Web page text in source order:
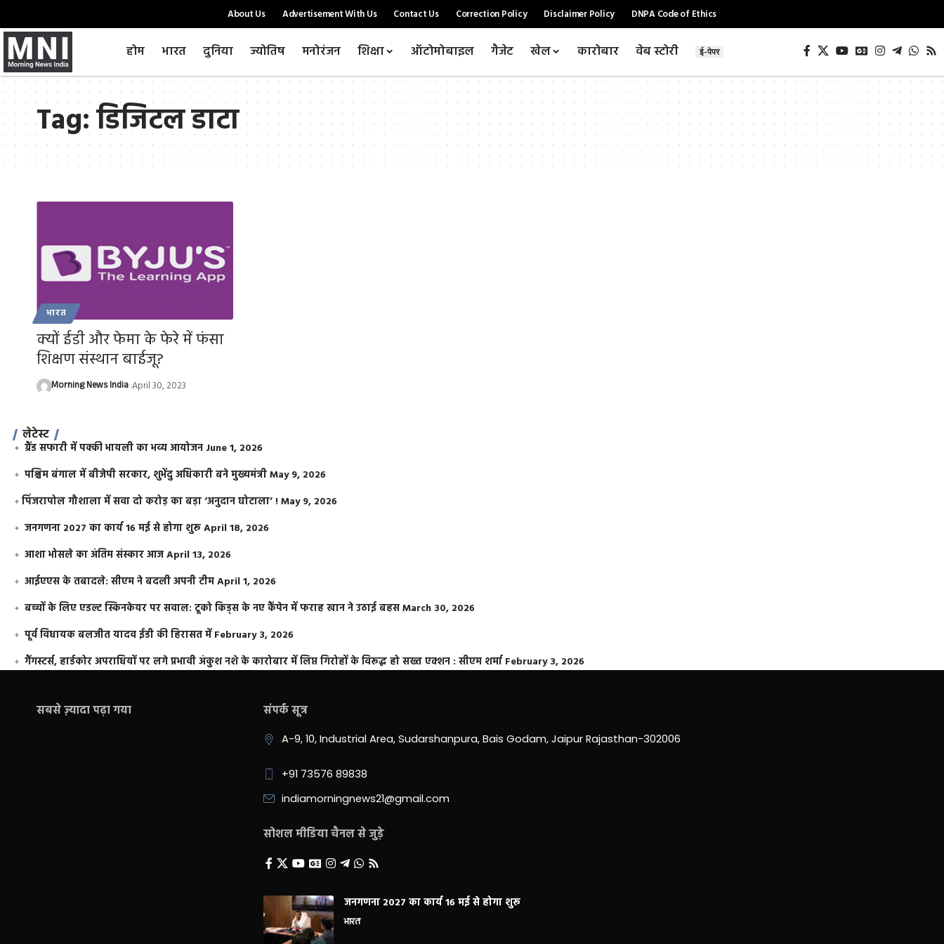
About Us Advertisement With Us Contact Us Correction Policy Disclaimer Policy DNPA Code of Ethics
होम भारत दुनिया ज्योतिष मनोरंजन शिक्षा ऑटोमोबाइल गैजेट खेल कारोबार वेब स्टोरी ई-पेपर
Tag:डिजिटल डाटा
भारत
क्यों ईडी और फेमा के फेरे में फंसा
शिक्षण संस्थान बाईजू?
Morning News India April 30, 2023
लेटेस्ट
ग्रैंड सफारी में पक्की भायली का भव्य आयोजन June 1, 2026
पश्चिम बंगाल में बीजेपी सरकार, शुभेंदु अधिकारी बने मुख्यमंत्रीMay 9, 2026
​पिंजरापोल गौशाला में सवा दो करोड़ का बड़ा ‘अनुदान घोटाला’ !May 9, 2026
जनगणना 2027 का कार्य 16 मई से होगा शुरूApril 18, 2026
आशा भोसले का अंतिम संस्कार आजApril 13, 2026
आईएएस के तबादले: सीएम ने बदली अपनी टीमApril 1, 2026
बच्चों के लिए एडल्ट स्किनकेयर पर सवाल: टूको किड्स के नए कैंपेन में फराह खान ने उठाई बहसMarch 30, 2026
पूर्व विधायक बलजीत यादव ईडी की हिरासत में February 3, 2026
गैंगस्टर्स, हार्डकोर अपराधियों पर लगे प्रभावी अंकुश नशे के कारोबार में लिप्त गिरोहों के विरूद्ध हो सख्त एक्शन : सीएम शर्मा February 3, 2026
सबसे ज़्यादा पढ़ा गया संपर्क सूत्र
A-9, 10, Industrial Area, Sudarshanpura, Bais Godam, Jaipur Rajasthan-302006
+91 73576 89838
indiamorningnews21@gmail.com
सोशल मीडिया चैनल से जुड़े
जनगणना 2027 का कार्य 16 मई से होगा शुरू
भारत